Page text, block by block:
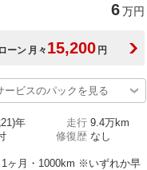
6万円
ーン 月々 15,200 円
ービスのパックを見る
年 走行 9.4万km
修復歴 なし
1ヶ月・1000km ※いずれか早